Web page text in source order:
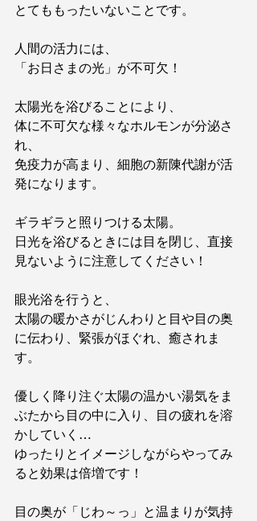
とてももったいないことです。
人間の活力には、
「お日さまの光」が不可欠！
太陽光を浴びることにより、
体に不可欠な様々なホルモンが分泌さ
れ、
免疫力が高まり、細胞の新陳代謝が活
発になります。
ギラギラと照りつける太陽。
日光を浴びるときには目を閉じ、直接
見ないように注意してください！
眼光浴を行うと、
太陽の暖かさがじんわりと目や目の奥
に伝わり、緊張がほぐれ、癒されま
す。
優しく降り注ぐ太陽の温かい湯気をま
ぶたから目の中に入り、目の疲れを溶
かしていく…
ゆったりとイメージしながらやってみ
ると効果は倍増です！
目の奥が「じわ～っ」と温まりが気持